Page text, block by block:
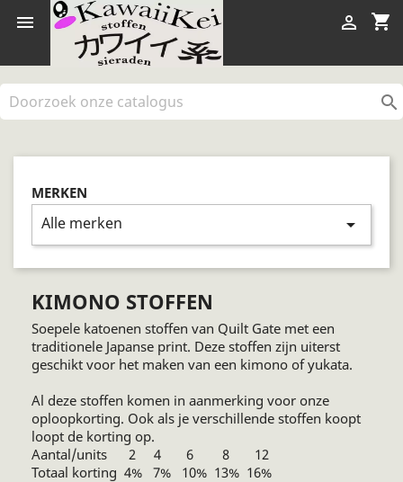
 shopping_cart


MERKEN
Alle merken arrow_drop_down
KIMONO STOFFEN
Soepele katoenen stoffen van Quilt Gate met een
traditionele Japanse print. Deze stoffen zijn uiterst
geschikt voor het maken van een kimono of yukata.
Al deze stoffen komen in aanmerking voor onze
oploopkorting. Ook als je verschillende stoffen koopt
loopt de korting op.
Aantal/units 2 4 6 8 12
Totaal korting 4% 7% 10% 13% 16%